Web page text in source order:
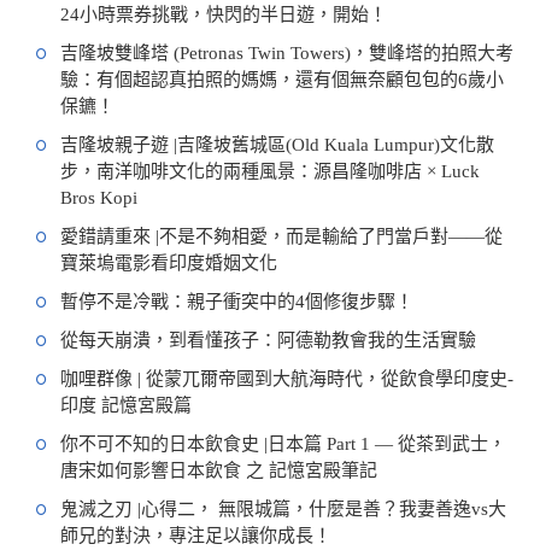
24小時票券挑戰，快閃的半日遊，開始！
吉隆坡雙峰塔 (Petronas Twin Towers)，雙峰塔的拍照大考
驗：有個超認真拍照的媽媽，還有個無奈顧包包的6歲小
保鑣！
吉隆坡親子遊 |吉隆坡舊城區(Old Kuala Lumpur)文化散
步，南洋咖啡文化的兩種風景：源昌隆咖啡店 × Luck
Bros Kopi
愛錯請重來 |不是不夠相愛，而是輸給了門當戶對——從
寶萊塢電影看印度婚姻文化
暫停不是冷戰：親子衝突中的4個修復步驟！
從每天崩潰，到看懂孩子：阿德勒教會我的生活實驗
咖哩群像 | 從蒙兀爾帝國到大航海時代，從飲食學印度史-
印度 記憶宮殿篇
你不可不知的日本飲食史 |日本篇 Part 1 — 從茶到武士，
唐宋如何影響日本飲食 之 記憶宮殿筆記
鬼滅之刃 |心得二， 無限城篇，什麼是善？我妻善逸vs大
師兄的對決，專注足以讓你成長！